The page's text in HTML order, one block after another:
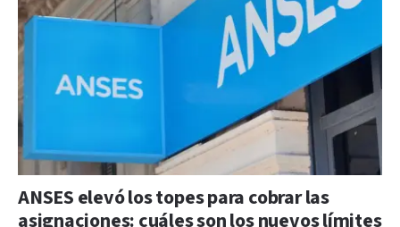
ANSES elevó los topes para cobrar las
asignaciones: cuáles son los nuevos límites